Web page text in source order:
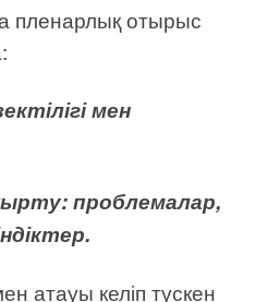
пленарлық отырыс
мен
проблемалар,
.
атауы келіп түскен